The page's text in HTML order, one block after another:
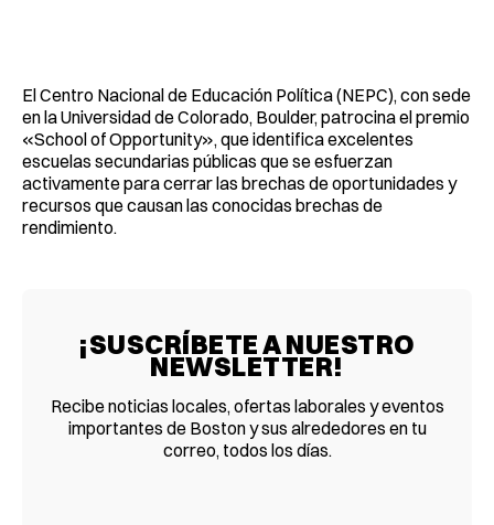
El Centro Nacional de Educación Política (NEPC), con sede
en la Universidad de Colorado, Boulder, patrocina el premio
«School of Opportunity», que identifica excelentes
escuelas secundarias públicas que se esfuerzan
activamente para cerrar las brechas de oportunidades y
recursos que causan las conocidas brechas de
rendimiento.
¡SUSCRÍBETE A NUESTRO
NEWSLETTER!
Recibe noticias locales, ofertas laborales y eventos
importantes de Boston y sus alrededores en tu
correo, todos los días.